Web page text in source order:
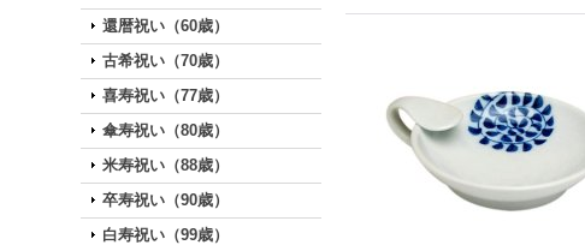
還暦祝い（60歳）
古希祝い（70歳）
喜寿祝い（77歳）
傘寿祝い（80歳）
米寿祝い（88歳）
卒寿祝い（90歳）
白寿祝い（99歳）